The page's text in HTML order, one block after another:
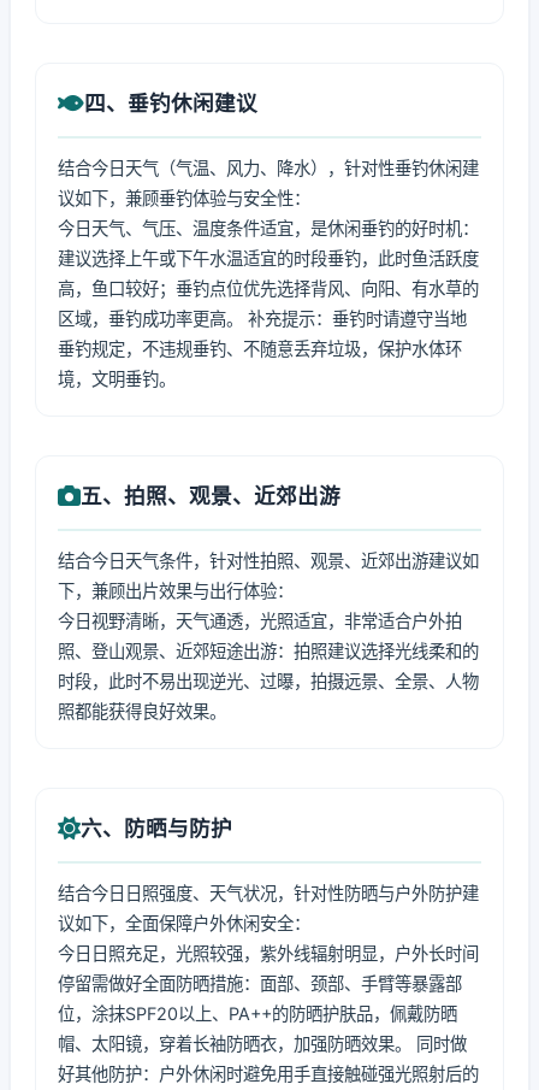
四、垂钓休闲建议
结合今日天气（气温、风力、降水），针对性垂钓休闲建
议如下，兼顾垂钓体验与安全性：
今日天气、气压、温度条件适宜，是休闲垂钓的好时机：
建议选择上午或下午水温适宜的时段垂钓，此时鱼活跃度
高，鱼口较好；垂钓点位优先选择背风、向阳、有水草的
区域，垂钓成功率更高。 补充提示：垂钓时请遵守当地
垂钓规定，不违规垂钓、不随意丢弃垃圾，保护水体环
境，文明垂钓。
五、拍照、观景、近郊出游
结合今日天气条件，针对性拍照、观景、近郊出游建议如
下，兼顾出片效果与出行体验：
今日视野清晰，天气通透，光照适宜，非常适合户外拍
照、登山观景、近郊短途出游：拍照建议选择光线柔和的
时段，此时不易出现逆光、过曝，拍摄远景、全景、人物
照都能获得良好效果。
六、防晒与防护
结合今日日照强度、天气状况，针对性防晒与户外防护建
议如下，全面保障户外休闲安全：
今日日照充足，光照较强，紫外线辐射明显，户外长时间
停留需做好全面防晒措施：面部、颈部、手臂等暴露部
位，涂抹SPF20以上、PA++的防晒护肤品，佩戴防晒
帽、太阳镜，穿着长袖防晒衣，加强防晒效果。 同时做
好其他防护：户外休闲时避免用手直接触碰强光照射后的